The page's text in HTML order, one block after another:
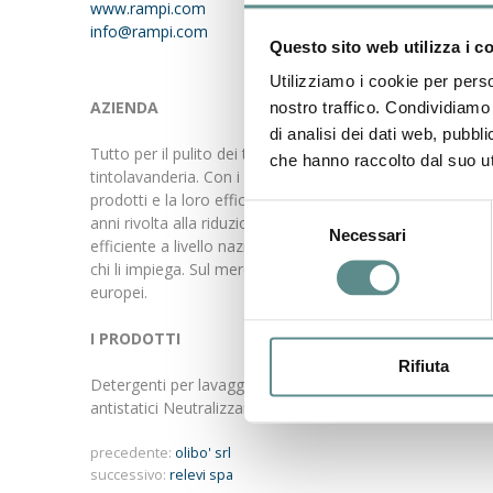
Questo sito web utilizza i
Utilizziamo i cookie per
nostro traffico.
di analisi dei dati web,
che hanno raccolto dal suo
Selezione
Necessari
Rifiuta
www.rampi.com
info@rampi.com
AZIENDA
Tutto per il pulito dei tessuti nel pulito dell'ambiente.
tintolavanderia. Con i suoi 15.000 clienti, la Rampi srl
prodotti e la loro efficienza è garantita dalla costante
anni rivolta alla riduzione dell'impatto ambientale
efficiente a livello nazionale. Un costante impegno e
chi li impiega. Sul mercato internazionale è sempre più
europei.
I PRODOTTI
Detergenti per lavaggio a secco Solventi per lavaggio
antistatici Neutralizzanti Dispositivi ecologici per
precedente: olibo' srl
successivo: relevi spa